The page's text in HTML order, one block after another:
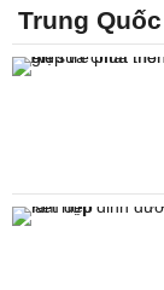
Trung Quốc